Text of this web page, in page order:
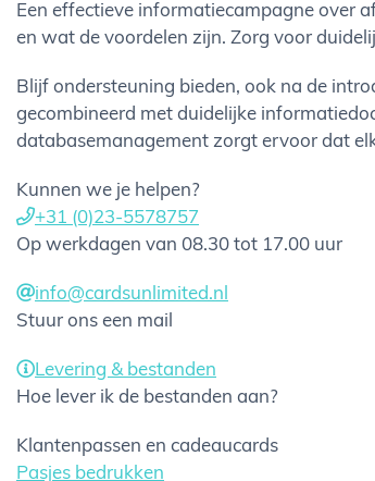
Een effectieve informatiecampagne over
en wat de voordelen zijn. Zorg voor
Blijf ondersteuning bieden, ook na de
gecombineerd met duidelijke
databasemanagement zorgt ervoor dat
Kunnen we je helpen?
+31 (0)23-5578757
Op werkdagen van 08.30 tot 17.00 uur
info@cardsunlimited.nl
Stuur ons een mail
Levering & bestanden
Hoe lever ik de bestanden aan?
Klantenpassen en cadeaucards
Pasjes bedrukken